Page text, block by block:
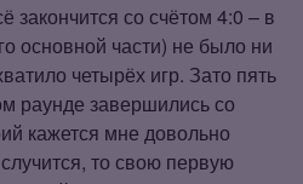
закончится со счётом 4:0 – в
основной части) не было ни
четырёх игр. Зато пять
раунде завершились со
кажется мне довольно
то свою первую